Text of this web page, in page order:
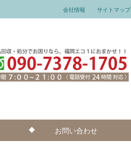
会社情報 サイトマップ
お問い合わせ